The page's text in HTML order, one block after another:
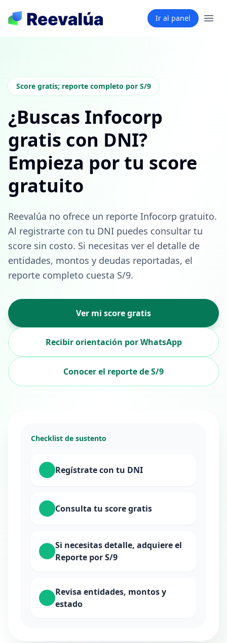
Ir al panel
Score gratis; reporte completo por S/9
¿Buscas Infocorp
gratis con DNI?
Empieza por tu score
gratuito
Reevalúa no ofrece un reporte Infocorp gratuito.
Al registrarte con tu DNI puedes consultar tu
score sin costo. Si necesitas ver el detalle de
entidades, montos y deudas reportadas, el
reporte completo cuesta S/9.
Ver mi score gratis
Recibir orientación por WhatsApp
Conocer el reporte de S/9
Checklist de sustento
Regístrate con tu DNI
Consulta tu score gratis
Si necesitas detalle, adquiere el
Reporte por S/9
Revisa entidades, montos y
estado